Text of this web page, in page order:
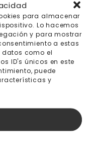
para almacenar
Lo hacemos
y para mostrar
a estas
como el
ID's únicos en este
puede
y
en la cesta
Pago seguro